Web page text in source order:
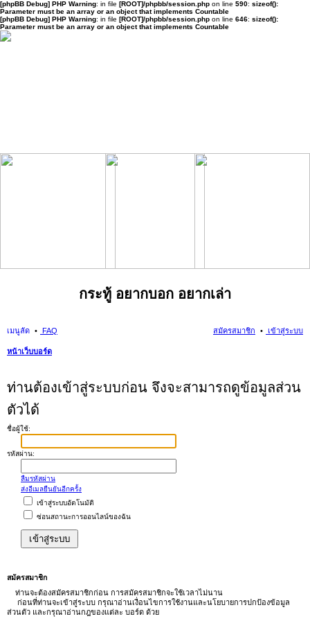
[phpBB Debug] PHP Warning: in file [ROOT]/phpbb/session.php on line 590: sizeof():
Parameter must be an array or an object that implements Countable
[phpBB Debug] PHP Warning: in file [ROOT]/phpbb/session.php on line 646: sizeof():
Parameter must be an array or an object that implements Countable
กระทู้ อยากบอก อยากเล่า
เมนูลัด FAQ เข้าสู่ระบบ
สมัครสมาชิก
หน้าเว็บบอร์ด
า
ท่านต้องเข้าสู่ระบบก่อน จึงจะสามารถดูข้อมูลส่วน
ตัวได้
ชื่อผู้ใช้:
รหัสผ่าน:
ลืมรหัสผ่าน
ส่งอีเมลยืนยันอีกครั้ง
เข้าสู่ระบบอัตโนมัติ
ซ่อนสถานะการออนไลน์ของฉัน
สมัครสมาชิก
ท่านจะต้องสมัครสมาชิกก่อน การสมัครสมาชิกจะใช้เวลาไม่นาน
ก่อนที่ท่านจะเข้าสู่ระบบ กรุณาอ่านเงื่อนไขการใช้งานและนโยบายการปกป้องข้อมูล
ส่วนตัว และกรุณาอ่านกฎของแต่ละ บอร์ด ด้วย